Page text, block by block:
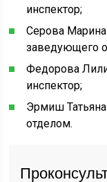
инспектор;
Серова
заведующего
Федорова
инспектор;
Эрмиш
отделом.